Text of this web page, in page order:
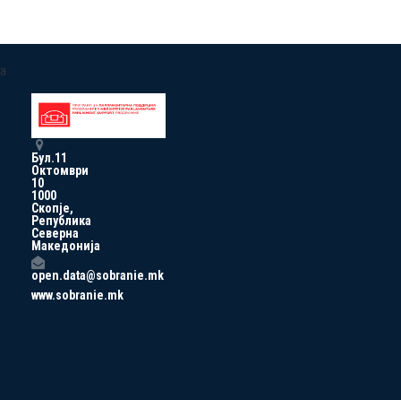
a
Бул.11
Октомври
10
1000
Скопје,
Република
Северна
Македонија
open.data@sobranie.mk
www.sobranie.mk